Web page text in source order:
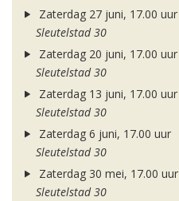
Zaterdag 27 juni, 17.00 uur
Sleutelstad 30
Zaterdag 20 juni, 17.00 uur
Sleutelstad 30
Zaterdag 13 juni, 17.00 uur
Sleutelstad 30
Zaterdag 6 juni, 17.00 uur
Sleutelstad 30
Zaterdag 30 mei, 17.00 uur
Sleutelstad 30